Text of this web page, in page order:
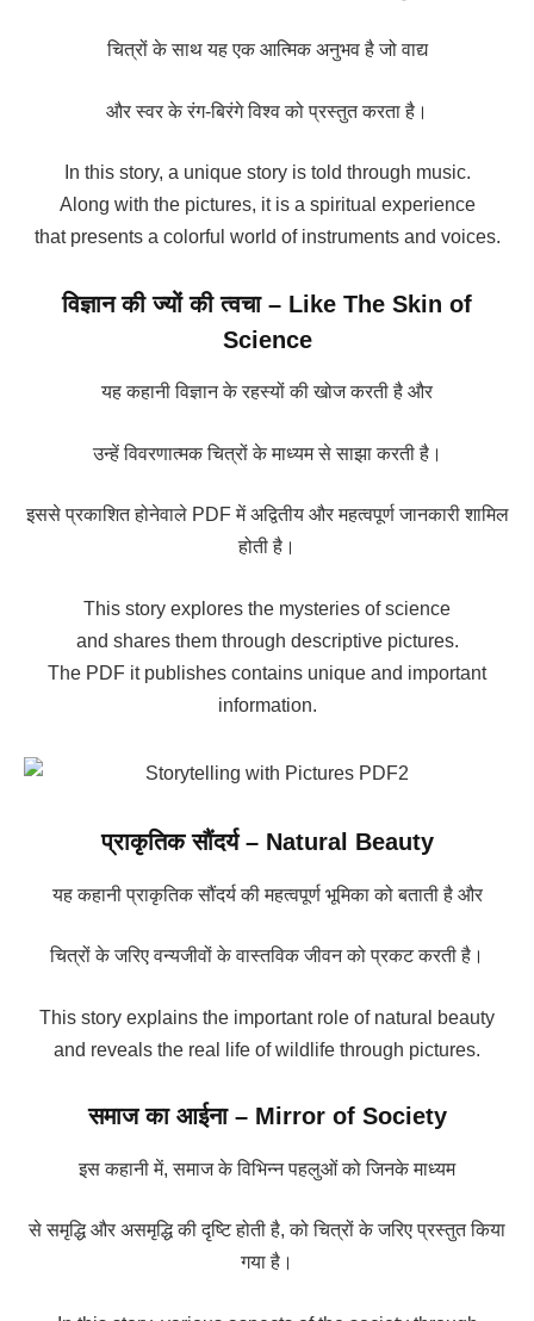
चित्रों के साथ यह एक आत्मिक अनुभव है जो वाद्य
और स्वर के रंग-बिरंगे विश्व को प्रस्तुत करता है।
In this story, a unique story is told through music.
Along with the pictures, it is a spiritual experience
that presents a colorful world of instruments and voices.
विज्ञान की ज्यों की त्वचा – Like The Skin of
Science
यह कहानी विज्ञान के रहस्यों की खोज करती है और
उन्हें विवरणात्मक चित्रों के माध्यम से साझा करती है।
इससे प्रकाशित होनेवाले PDF में अद्वितीय और महत्वपूर्ण जानकारी शामिल
होती है।
This story explores the mysteries of science
and shares them through descriptive pictures.
The PDF it publishes contains unique and important
information.
प्राकृतिक सौंदर्य – Natural Beauty
यह कहानी प्राकृतिक सौंदर्य की महत्वपूर्ण भूमिका को बताती है और
चित्रों के जरिए वन्यजीवों के वास्तविक जीवन को प्रकट करती है।
This story explains the important role of natural beauty
and reveals the real life of wildlife through pictures.
समाज का आईना – Mirror of Society
इस कहानी में, समाज के विभिन्न पहलुओं को जिनके माध्यम
से समृद्धि और असमृद्धि की दृष्टि होती है, को चित्रों के जरिए प्रस्तुत किया
गया है।